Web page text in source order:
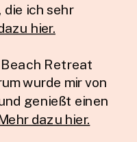
ich sehr
hier.
Beach Retreat
wurde mir von
genießt einen
dazu hier.